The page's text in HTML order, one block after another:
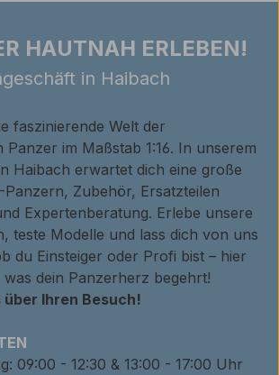
HAUTNAH ERLEBEN!
in Haibach
faszinierende Welt der
im Maßstab 1:16. In unserem
Haibach erwartet dich eine große
Panzern, Zubehör, Ersatzteilen
Expertenberatung. Erlebe unsere
teste Modelle und lass dich von uns
du Einsteiger oder Profi bist – hier
dein Panzerherz begehrt!
Ihren Besuch!
09:00 - 12:30 & 13:00 - 17:00 Uhr